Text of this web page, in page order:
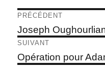
Navigation
de
l’article
PRÉCÉDENT
Article
précédent :
Joseph
SUIVANT
Article
suivant :
Opération pour